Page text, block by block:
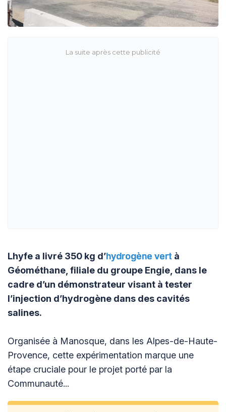
Lhyfe a livré 350 kg d’hydrogène vert à
Géométhane, filiale du groupe Engie, dans le
cadre d’un démonstrateur visant à tester
l’injection d’hydrogène dans des cavités
salines.
Organisée à Manosque, dans les Alpes-de-Haute-
Provence, cette expérimentation marque une
étape cruciale pour le projet porté par la
Communauté...